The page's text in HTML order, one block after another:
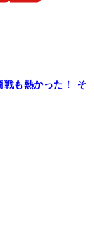
戦も熱かった！ そ